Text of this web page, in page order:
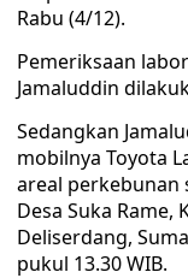
Rabu (4/12).
Pemeriksaan
Jamaluddin
Sedangkan
mobilnya Toyota
areal perkebunan
Desa Suka
Deliserdang,
pukul 13.30 WIB.